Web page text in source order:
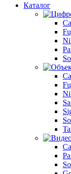
Каталог